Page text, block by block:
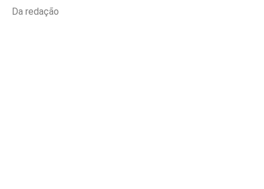
Da redação